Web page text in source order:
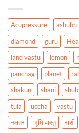
Acupressure ashubh
diamond
guru
land vastu
lemon
panchag
planet
shakun
shani
tula
uccha vastu
नक्षत्र
भूमि वास्तु राशी